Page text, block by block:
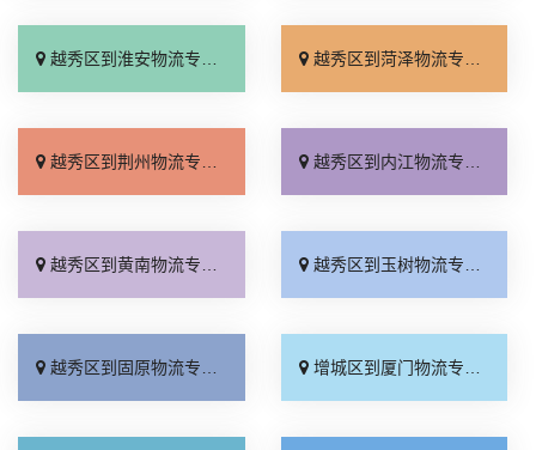
越秀区到淮安物流专线_省事省心「运价查询」 越秀区到菏泽物流专线_诚信经营「收费介绍」
越秀区到荆州物流专线_损坏理赔「几天到达」 越秀区到内江物流专线_定点发车「诚信为先」
越秀区到黄南物流专线_实时反馈「定点发车」 越秀区到玉树物流专线_运价实惠「多少一方」
越秀区到固原物流专线_高效运输「诚信为先」 增城区到厦门物流专线_上门取件「无需中转」